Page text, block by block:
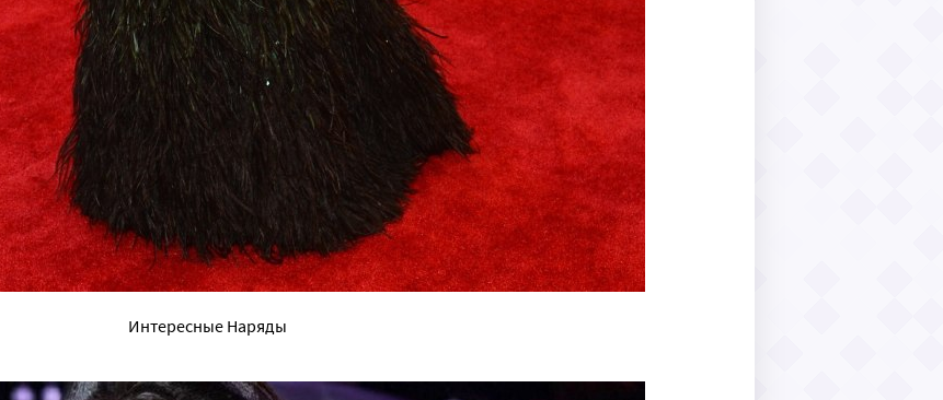
Интересные Наряды